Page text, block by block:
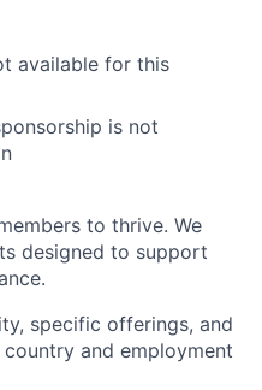
available for this
is not
to thrive. We
designed to support
specific offerings, and
and employment